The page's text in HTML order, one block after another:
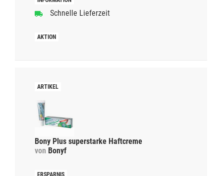
Schnelle Lieferzeit
Bony Plus superstarke Haftcreme
von Bonyf